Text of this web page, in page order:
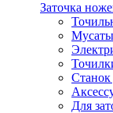
Заточка
Мусаты
Станок
Для